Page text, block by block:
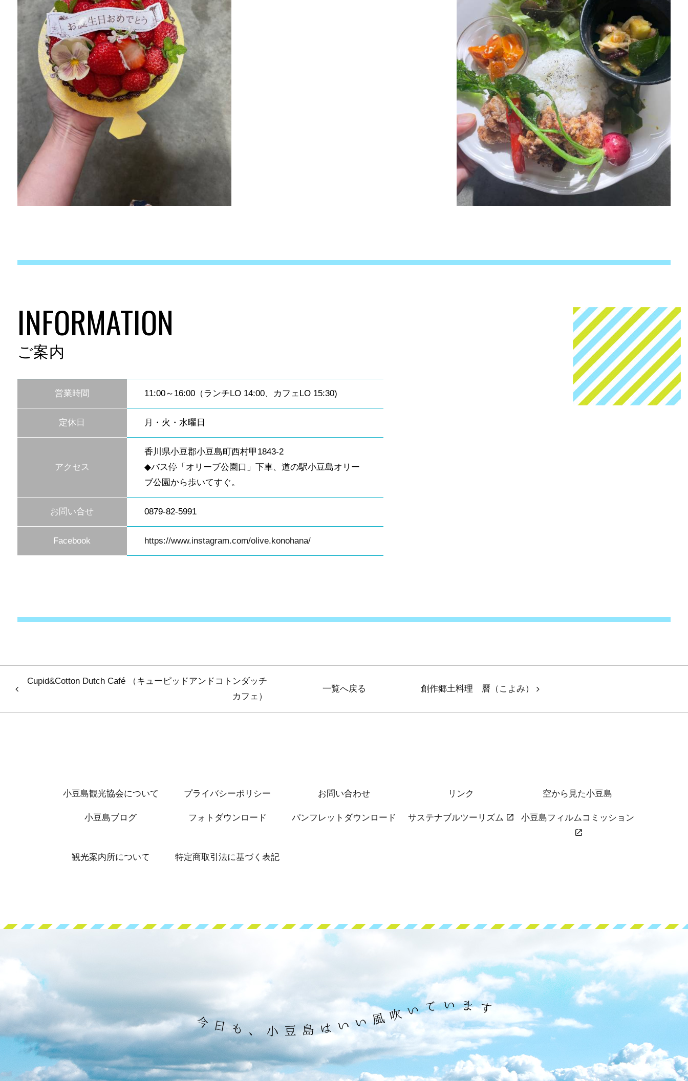
INFORMATION
ご案内
営業時間 11:00～16:00（ランチLO 14:00、カフェLO 15:30)
定休日 月・火・水曜日
アクセス
香川県小豆郡小豆島町西村甲1843-2
◆バス停「オリーブ公園口」下車、道の駅小豆島オリー
ブ公園から歩いてすぐ。
お問い合せ 0879-82-5991
Facebook https://www.instagram.com/olive.konohana/
Cupid&Cotton Dutch Café （キューピッドアンドコトンダッチ
カフェ）
一覧へ戻る 創作郷土料理 曆（こよみ）
小豆島観光協会について プライバシーポリシー お問い合わせ リンク 空から見た小豆島
小豆島ブログ フォトダウンロード パンフレットダウンロード サステナブルツーリズム 小豆島フィルムコミッション
観光案内所について 特定商取引法に基づく表記